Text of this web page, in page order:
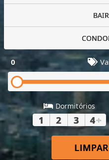
0
Dormitórios
1 2 3 4+